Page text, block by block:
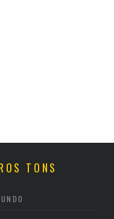
TONS